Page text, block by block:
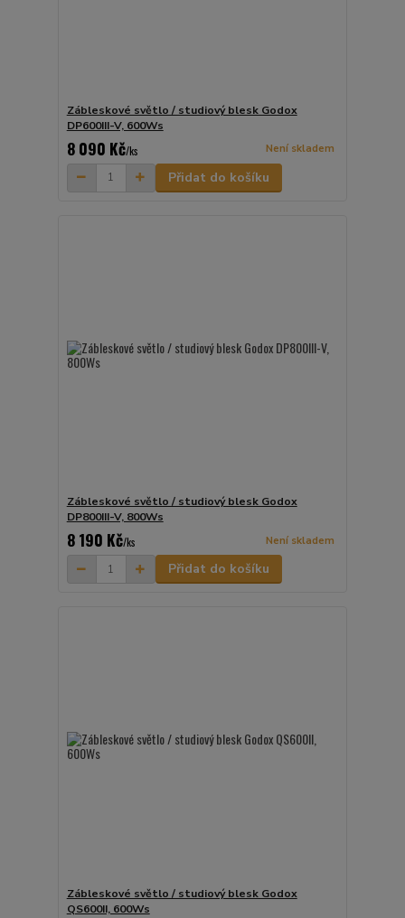
Zábleskové světlo / studiový blesk Godox
DP600III-V, 600Ws
8 090 Kč/ks Není skladem
Přidat do košíku
Zábleskové světlo / studiový blesk Godox
DP800III-V, 800Ws
8 190 Kč/ks Není skladem
Přidat do košíku
Zábleskové světlo / studiový blesk Godox
QS600II, 600Ws